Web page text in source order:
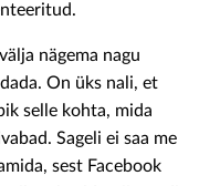
nägema nagu
On üks nali, et
selle kohta, mida
Sageli ei saa me
sest Facebook